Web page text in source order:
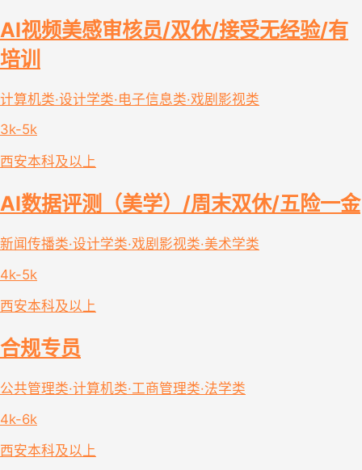
AI视频美感审核员/双休/接受无经验/有
培训
计算机类·设计学类·电子信息类·戏剧影视类
3k-5k
西安本科及以上
AI数据评测（美学）/周末双休/五险一金
新闻传播类·设计学类·戏剧影视类·美术学类
4k-5k
西安本科及以上
合规专员
公共管理类·计算机类·工商管理类·法学类
4k-6k
西安本科及以上